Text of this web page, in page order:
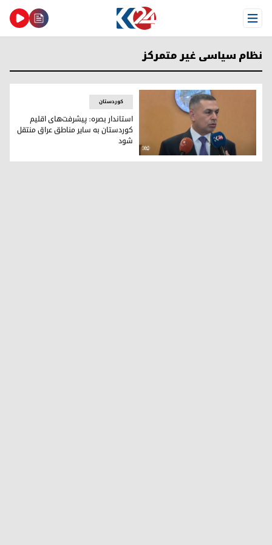
Open Menu
نظام سیاسی غیر متمرکز
اسعد العیدانی، استاندار بصره
کوردستان
استاندار بصره: پیشرفت‌های اقلیم
کوردستان به سایر مناطق عراق منتقل
شود